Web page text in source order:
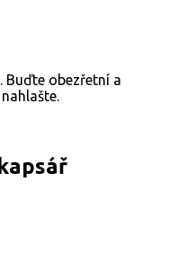
Buďte obezřetní a